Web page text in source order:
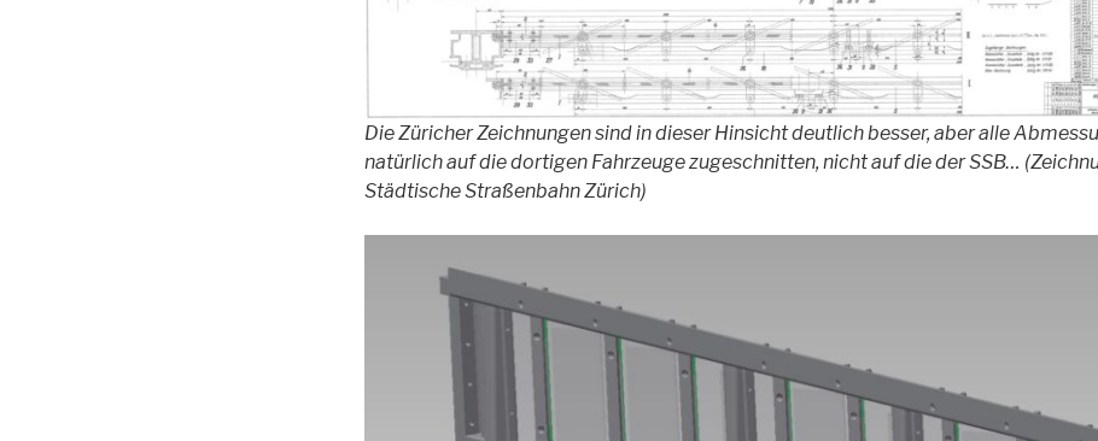
Die Züricher Zeichnungen sind in dieser Hinsicht deutlich besser, aber alle
natürlich auf die dortigen Fahrzeuge zugeschnitten, nicht auf die der SSB…
Städtische Straßenbahn Zürich)